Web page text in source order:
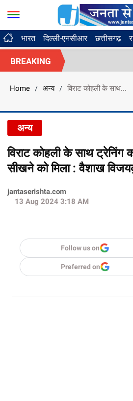
भारत दिल्ली-एनसीआर छत्तीसगढ़
BREAKING
Home / अन्य / विराट कोहली के साथ...
अन्य
विराट कोहली के साथ
सीखने को मिला : वैशाख
jantaserishta.com
13 Aug 2024 3:18 AM
Follow us on
Preferred on